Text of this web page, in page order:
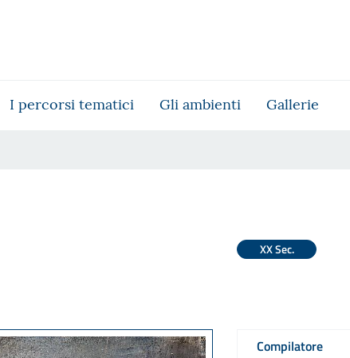
I percorsi tematici Gli ambienti Gallerie
XX Sec.
Compilatore